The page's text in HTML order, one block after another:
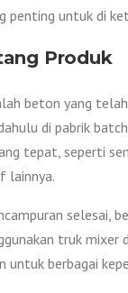
penting untuk di
Produk
beton yang
di pabrik
tepat, seperti
lainnya.
selesai,
truk mixer
untuk berbagai